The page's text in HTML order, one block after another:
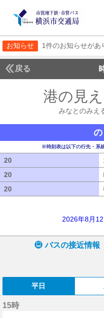
お知らせ 1件のお知らせがあ
戻る
港の見
みなとのみえ
※時刻表は以下の行先・系
20
20
20
2026年8月
バスの接近情報
平日
15時